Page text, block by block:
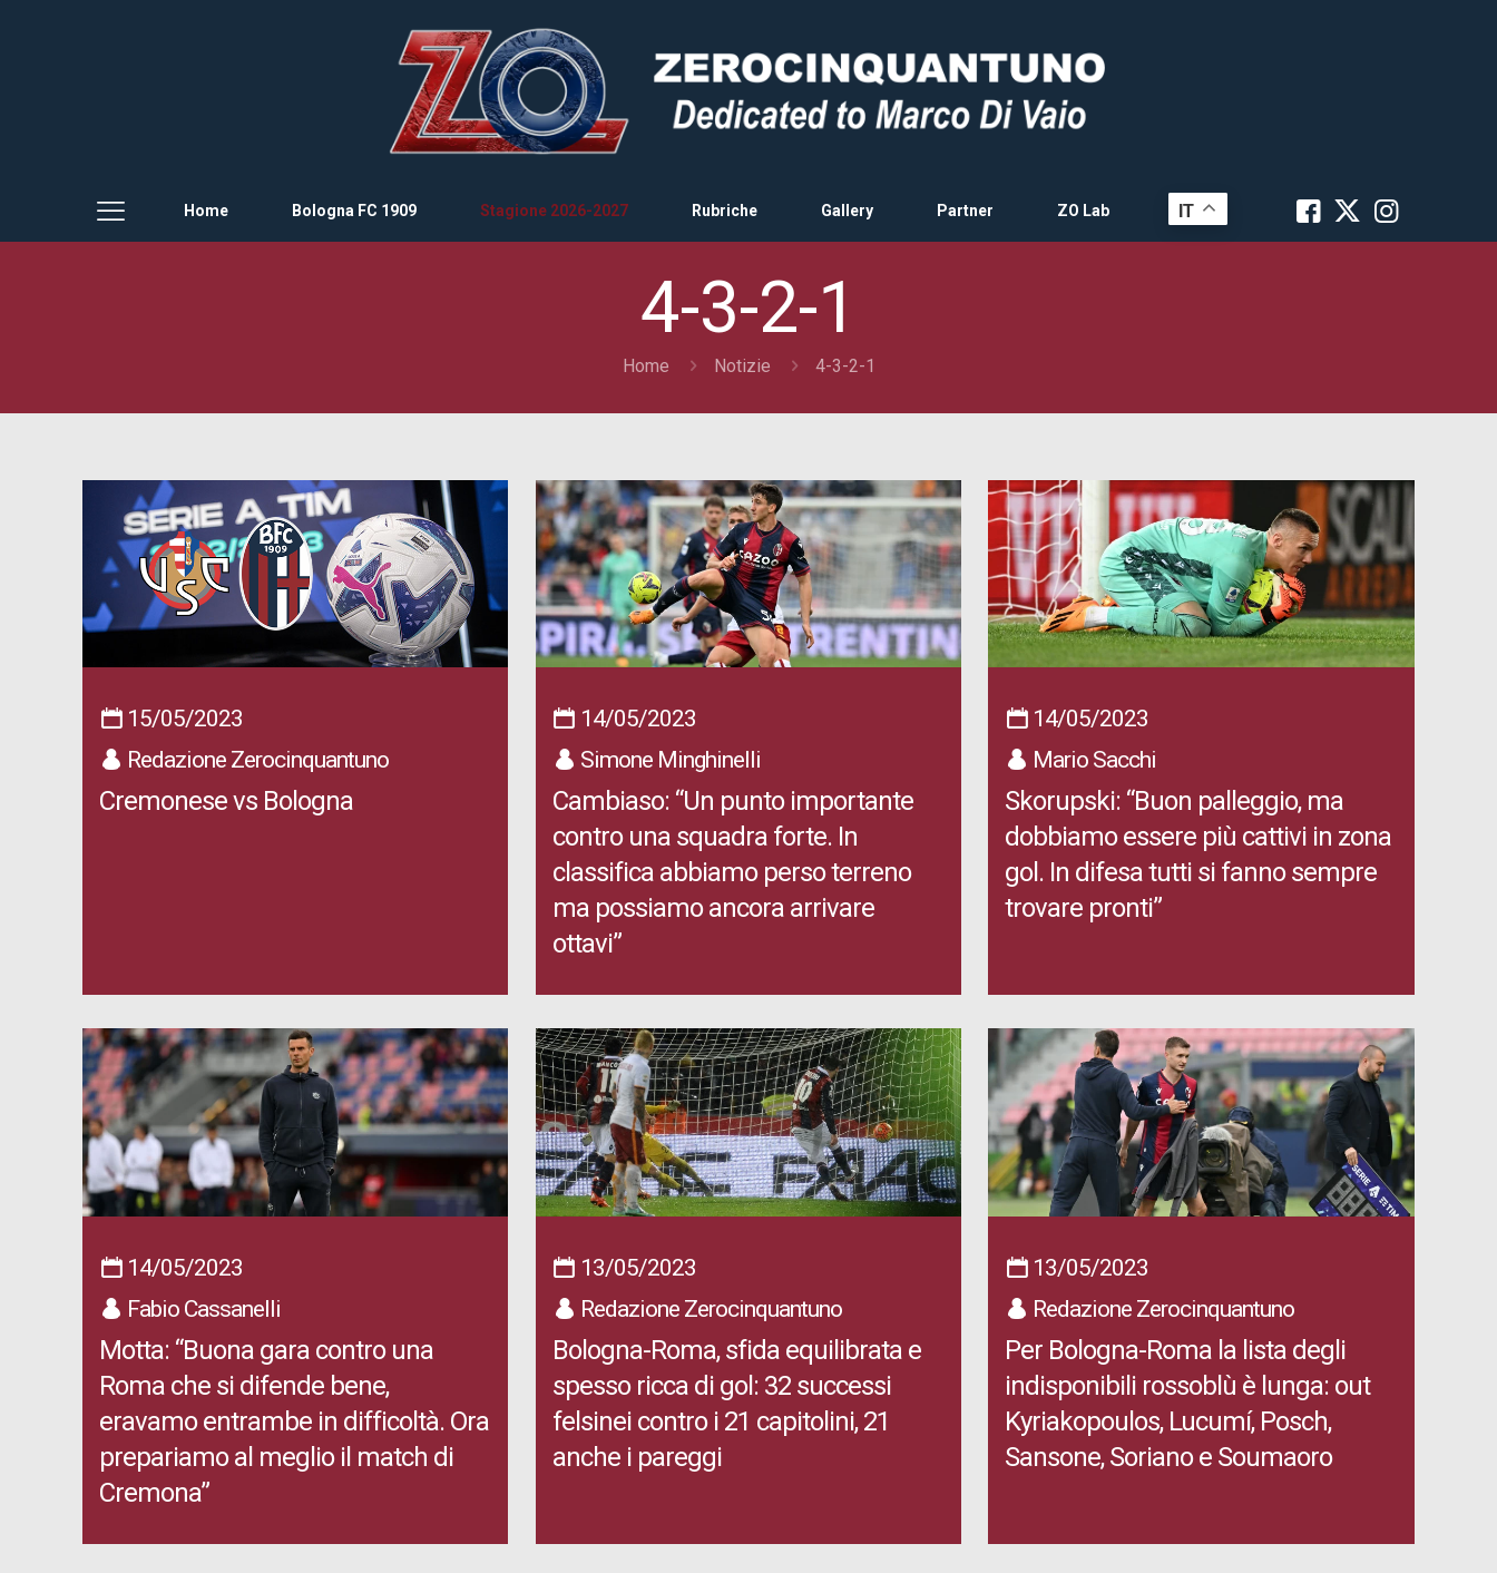
Home Bologna FC 1909 Stagione 2026-2027 Rubriche Gallery Partner ZO Lab IT
4-3-2-1
Home Notizie 4-3-2-1
15/05/2023
Redazione Zerocinquantuno
Cremonese vs Bologna
14/05/2023
Simone Minghinelli
Cambiaso: “Un punto importante
contro una squadra forte. In
classifica abbiamo perso terreno
ma possiamo ancora arrivare
ottavi”
14/05/2023
Mario Sacchi
Skorupski: “Buon palleggio, ma
dobbiamo essere più cattivi in zona
gol. In difesa tutti si fanno sempre
trovare pronti”
14/05/2023
Fabio Cassanelli
Motta: “Buona gara contro una
Roma che si difende bene,
eravamo entrambe in difficoltà. Ora
prepariamo al meglio il match di
Cremona”
13/05/2023
Redazione Zerocinquantuno
Bologna-Roma, sfida equilibrata e
spesso ricca di gol: 32 successi
felsinei contro i 21 capitolini, 21
anche i pareggi
13/05/2023
Redazione Zerocinquantuno
Per Bologna-Roma la lista degli
indisponibili rossoblù è lunga: out
Kyriakopoulos, Lucumí, Posch,
Sansone, Soriano e Soumaoro